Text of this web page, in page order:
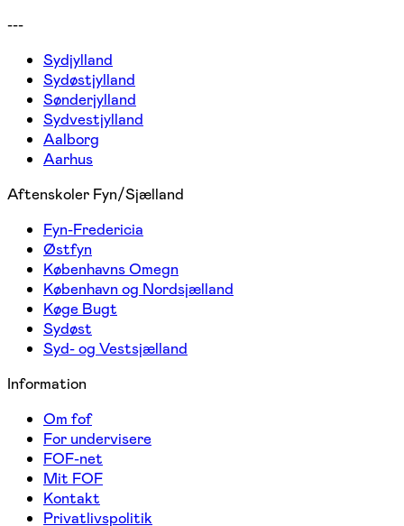
---
Sydjylland
Sydøstjylland
Sønderjylland
Sydvestjylland
Aalborg
Aarhus
Aftenskoler Fyn/Sjælland
Fyn-Fredericia
Østfyn
Københavns Omegn
København og Nordsjælland
Køge Bugt
Sydøst
Syd- og Vestsjælland
Information
Om fof
For undervisere
FOF-net
Mit FOF
Kontakt
Privatlivspolitik